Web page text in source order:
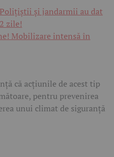
și jandarmii au dat
zile!
Mobilizare intensă în
că acțiunile de acest tip
pentru prevenirea
unui climat de siguranță